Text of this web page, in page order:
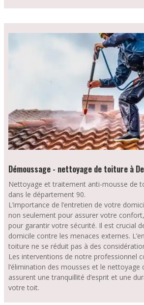
Démoussage - nettoyage de toiture à
Nettoyage et traitement anti-mousse de
dans le département 90.
L’importance de l’entretien de votre
non seulement pour assurer votre
pour garantir votre sécurité. Il est crucial
domicile contre les menaces externes.
toiture ne se réduit pas à des
Les interventions de notre professionnel
l’élimination des mousses et le
assurent une tranquillité d’esprit et une
votre toit.